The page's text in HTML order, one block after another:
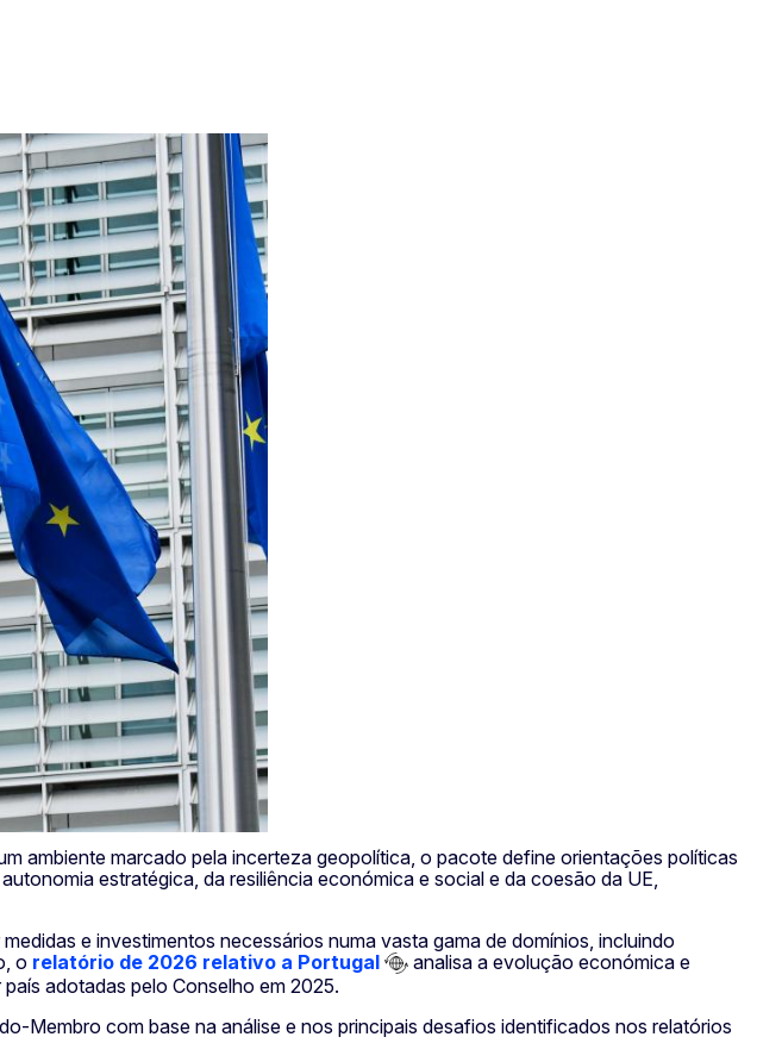
ambiente marcado pela incerteza geopolítica, o pacote define orientações políticas
estratégica, da resiliência económica e social e da coesão da UE,
e investimentos necessários numa vasta gama de domínios, incluindo
o relatório de 2026 relativo a Portugal
analisa a evolução económica e
adotadas pelo Conselho em 2025.
Membro com base na análise e nos principais desafios identificados nos relatórios